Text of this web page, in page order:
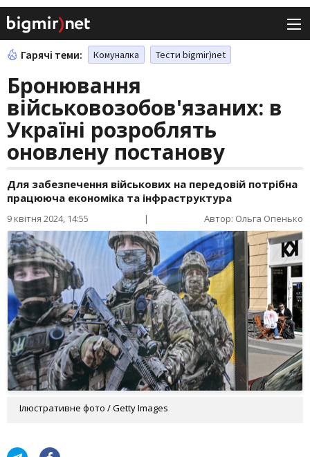
Гарячі теми: Комуналка Тести bigmir)net
Бронювання
військовозобов'язаних: в
Україні розроблять
оновлену постанову
Для забезпечення військових на передовій потрібна
працююча економіка та інфраструктура
9 квітня 2024, 14:55 | Автор: Ольга Опенько
Ілюстративне фото / Getty Images